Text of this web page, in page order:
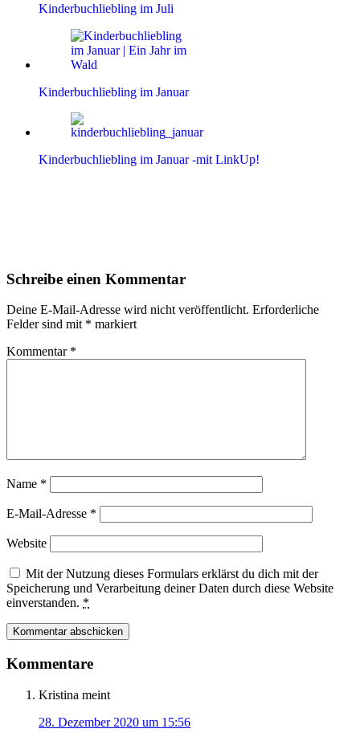
Kinderbuchliebling im Juli
Kinderbuchliebling im Januar
Kinderbuchliebling im Januar -mit LinkUp!
Interaktionen
Schreibe einen Kommentar
Deine E-Mail-Adresse wird nicht veröffentlicht. Erforderliche
Felder sind mit * markiert
Kommentar *
Name *
E-Mail-Adresse *
Website
Mit der Nutzung dieses Formulars erklärst du dich mit der
Speicherung und Verarbeitung deiner Daten durch diese Website
einverstanden. *
Kommentare
Kristina meint
28. Dezember 2020 um 15:56